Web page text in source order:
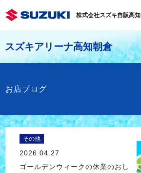
株式会社スズキ自販高知
スズキアリーナ高知朝倉
お店ブログ
その他
2026.04.27
ゴールデンウィークの休業のおし